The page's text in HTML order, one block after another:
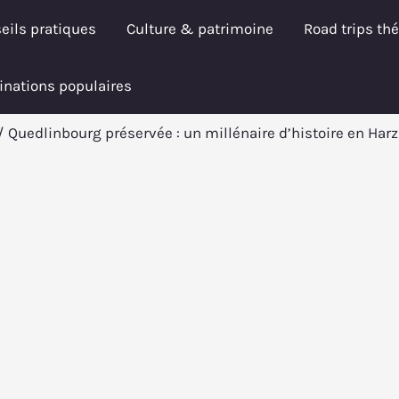
pratiques Culture & patrimoine Road trips
populaires
Quedlinbourg préservée : un millénaire d’histoire en Harz